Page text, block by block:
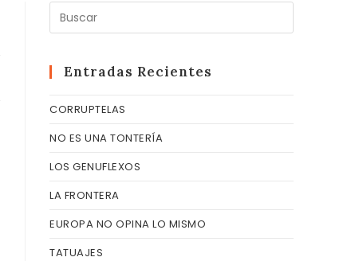
Escape
Entradas Recientes
CORRUPTELAS
NO ES UNA TONTERÍA
LOS GENUFLEXOS
LA FRONTERA
EUROPA NO OPINA LO MISMO
TATUAJES